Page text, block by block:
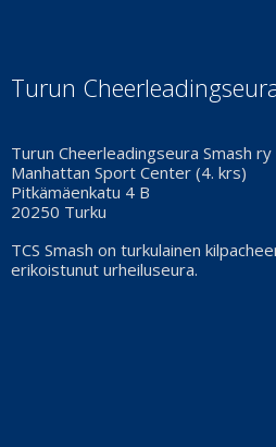
Turun
Turun Cheerleadingseura Smash ry
Manhattan Sport Center (4. krs)
Pitkämäenkatu 4 B
20250 Turku
TCS Smash on turkulainen
erikoistunut urheiluseura.